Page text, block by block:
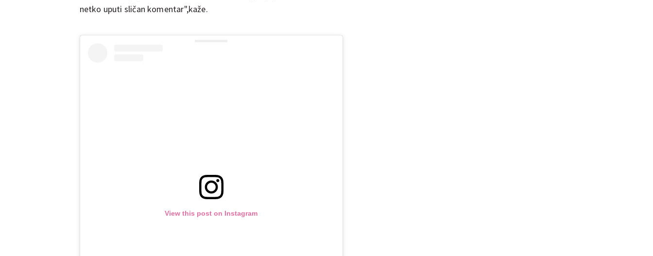
netko uputi sličan komentar",kaže.
View this post on Instagram